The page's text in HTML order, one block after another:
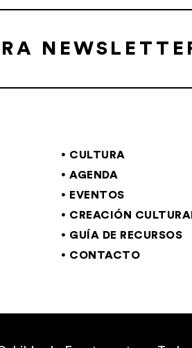
CULTURA
AGENDA
EVENTOS
CREACIÓN
GUÍA DE RECURSOS
CONTACTO